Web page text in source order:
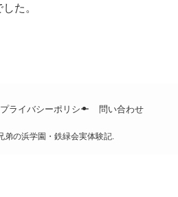
た。
プライバシーポリシー 問い合わせ
弟の浜学園・鉄緑会実体験記.